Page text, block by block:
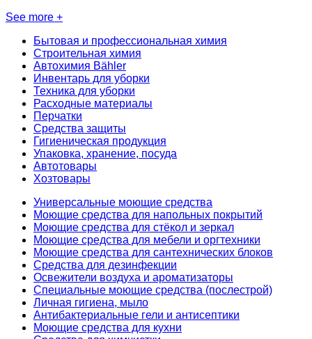
See more +
Бытовая и профессиональная химия
Строительная химия
Автохимия Bähler
Инвентарь для уборки
Техника для уборки
Расходные материалы
Перчатки
Средства защиты
Гигиеническая продукция
Упаковка, хранение, посуда
Автотовары
Хозтовары
Универсальные моющие средства
Моющие средства для напольных покрытий
Моющие средства для стёкол и зеркал
Моющие средства для мебели и оргтехники
Моющие средства для сантехнических блоков
Средства для дезинфекции
Освежители воздуха и ароматизаторы
Специальные моющие средства (послестрой)
Личная гигиена, мыло
Антибактериальные гели и антисептики
Моющие средства для кухни